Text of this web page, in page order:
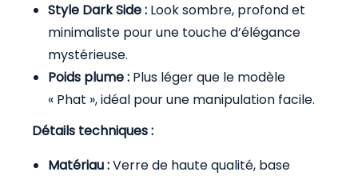
Style Dark Side : Look sombre, profond et
minimaliste pour une touche d’élégance
mystérieuse.
Poids plume : Plus léger que le modèle
« Phat », idéal pour une manipulation facile.
Détails techniques :
Matériau :Verre de haute qualité, base